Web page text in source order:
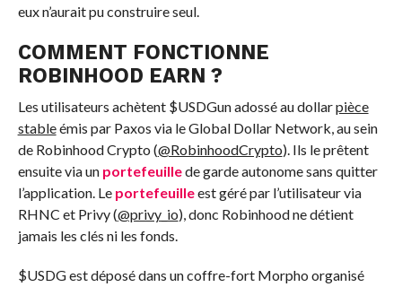
eux n’aurait pu construire seul.
COMMENT FONCTIONNE
ROBINHOOD EARN ?
Les utilisateurs achètent $USDGun adossé au dollarpièce
stableémis par Paxos via le Global Dollar Network, au sein
de Robinhood Crypto (@RobinhoodCrypto). Ils le prêtent
ensuite via un portefeuillede garde autonome sans quitter
l’application. Le portefeuilleest géré par l’utilisateur via
RHNC et Privy (@privy_io), donc Robinhood ne détient
jamais les clés ni les fonds.
$USDGest déposé dans un coffre-fort Morpho organisé